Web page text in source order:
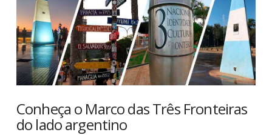
Conheça o Marco das Três Fronteiras
do lado argentino